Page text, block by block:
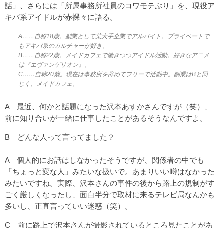
話」、さらには「所属事務所社員のコワモテぶり」を、現役ア
キバ系アイドルが赤裸々に語る。
A……自称18歳。副業として某大手企業でアルバイト。プライベートで
もアキバ系のカルチャーが好き。
B……自称22歳。メイドカフェで働きつつアイドル活動。好きなアニメ
は『エヴァンゲリオン』。
C……自称20歳。現在は事務所を辞めてフリーで活動中。副業はBと同
じく、メイドカフェ。
A 最近、何かと話題になった沢本あすかさんですが（笑）、
前に知り合いが一緒に仕事したことがあるそうなんですよ。
B どんな人って言ってました？
A 個人的にお話はしなかったそうですが、関係者の中でも
「ちょっと変な人」みたいな扱いで。あまりいい噂はなかった
みたいですね。実際、沢本さんの事件の後から路上の規制がす
ごく厳しくなったし、面白半分で取材に来るテレビ局なんかも
多いし、正直言っていい迷惑（笑）。
C 前に路上で沢本さんが撮影されているところ見たことがあ